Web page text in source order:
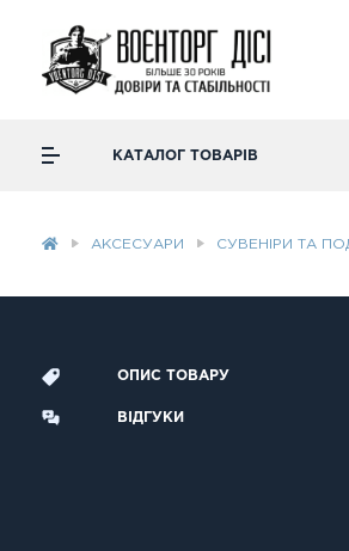
КАТАЛОГ ТОВАРІВ
АКСЕСУАРИ СУВЕНІРИ ТА
ОПИС ТОВАРУ
ВІДГУКИ